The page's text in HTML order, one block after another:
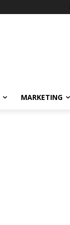
MARKETING